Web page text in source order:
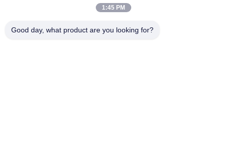
RFID-oortekens Runder-oortekens Verbeteren van veebeheer
1:45 PM
Good day, what product are you looking for?